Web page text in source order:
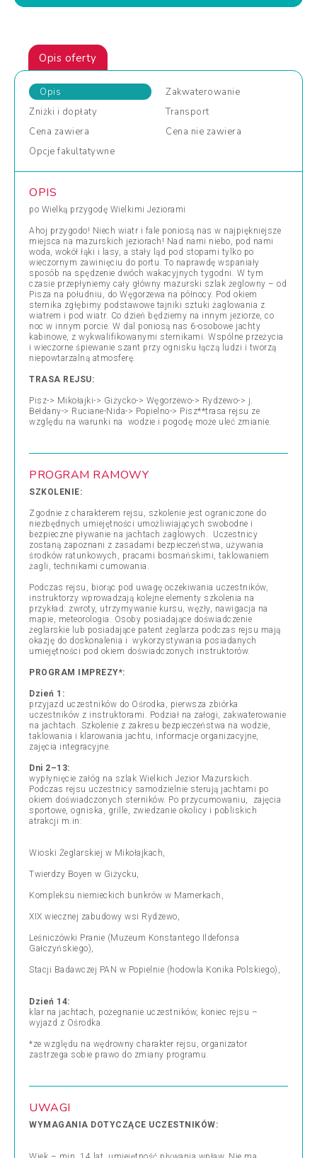
Opis oferty
Opis
Zakwaterowanie
Zniżki i dopłaty
Transport
Cena zawiera Cena nie zawiera
Opcje fakultatywne
OPIS
po Wielką przygodę Wielkimi Jeziorami
Ahoj przygodo! Niech wiatr i fale poniosą nas w najpiękniejsze
miejsca na mazurskich jeziorach! Nad nami niebo, pod nami
woda, wokół łąki i lasy, a stały ląd pod stopami tylko po
wieczornym zawinięciu do portu. To naprawdę wspaniały
sposób na spędzenie dwóch wakacyjnych tygodni. W tym
czasie przepłyniemy cały główny mazurski szlak żeglowny – od
Pisza na południu, do Węgorzewa na północy. Pod okiem
sternika zgłębimy podstawowe tajniki sztuki żaglowania z
wiatrem i pod wiatr. Co dzień będziemy na innym jeziorze, co
noc w innym porcie. W dal poniosą nas 6-osobowe jachty
kabinowe, z wykwalifikowanymi sternikami. Wspólne przeżycia
i wieczorne śpiewanie szant przy ognisku łączą ludzi i tworzą
niepowtarzalną atmosferę.
TRASA REJSU:
Pisz-> Mikołajki-> Giżycko-> Węgorzewo-> Rydzewo-> j.
Bełdany-> Ruciane-Nida-> Popielno-> Pisz**trasa rejsu ze
względu na warunki na wodzie i pogodę może uleć zmianie.
PROGRAM RAMOWY
SZKOLENIE:
Zgodnie z charakterem rejsu, szkolenie jest ograniczone do
niezbędnych umiejętności umożliwiających swobodne i
bezpieczne pływanie na jachtach żaglowych. Uczestnicy
zostaną zapoznani z zasadami bezpieczeństwa, używania
środków ratunkowych, pracami bosmańskimi, taklowaniem
żagli, technikami cumowania.
Podczas rejsu, biorąc pod uwagę oczekiwania uczestników,
instruktorzy wprowadzają kolejne elementy szkolenia na
przykład: zwroty, utrzymywanie kursu, węzły, nawigacja na
mapie, meteorologia. Osoby posiadające doświadczenie
żeglarskie lub posiadające patent żeglarza podczas rejsu mają
okazję do doskonalenia i wykorzystywania posiadanych
umiejętności pod okiem doświadczonych instruktorów.
PROGRAM IMPREZY*:
Dzień 1:
przyjazd uczestników do Ośrodka, pierwsza zbiórka
uczestników z instruktorami. Podział na załogi, zakwaterowanie
na jachtach. Szkolenie z zakresu bezpieczeństwa na wodzie,
taklowania i klarowania jachtu, informacje organizacyjne,
zajęcia integracyjne.
Dni 2–13:
wypłynięcie załóg na szlak Wielkich Jezior Mazurskich.
Podczas rejsu uczestnicy samodzielnie sterują jachtami po
okiem doświadczonych sterników. Po przycumowaniu, zajęcia
sportowe, ogniska, grille, zwiedzanie okolicy i pobliskich
atrakcji m.in:
Wioski Żeglarskiej w Mikołajkach,
Twierdzy Boyen w Giżycku,
Kompleksu niemieckich bunkrów w Mamerkach,
XIX wiecznej zabudowy wsi Rydzewo,
Leśniczówki Pranie (Muzeum Konstantego Ildefonsa
Gałczyńskiego),
Stacji Badawczej PAN w Popielnie (hodowla Konika Polskiego),
Dzień 14:
klar na jachtach, pożegnanie uczestników, koniec rejsu –
wyjazd z Ośrodka.
*ze względu na wędrowny charakter rejsu, organizator
zastrzega sobie prawo do zmiany programu.
UWAGI
WYMAGANIA DOTYCZĄCE UCZESTNIKÓW: